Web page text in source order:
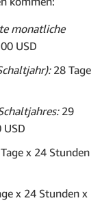
monatliche
USD
28 Tage
29
USD
x 24 Stunden
x 24 Stunden x